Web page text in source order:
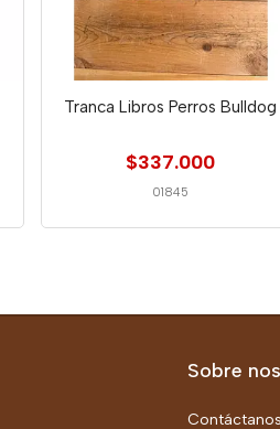
Tranca Libros Perros Bulldog
$337.000
01845
Sobre
Contáctanos